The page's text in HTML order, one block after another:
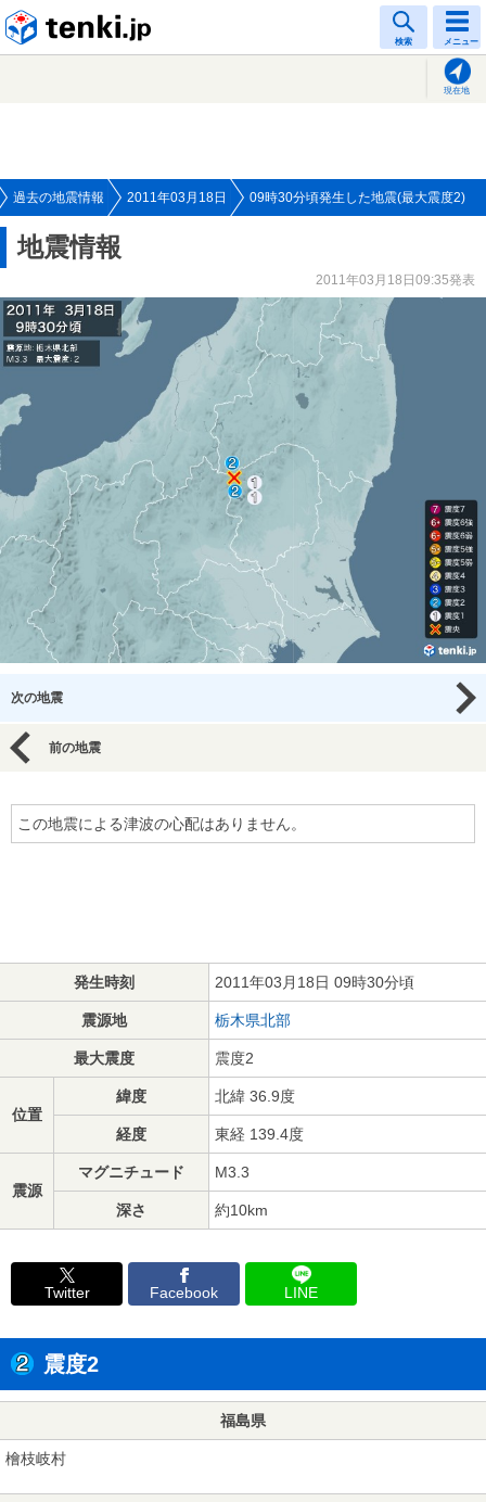
検索 メニュー
現在地
過去の地震情報 2011年03月18日 09時30分頃発生した地震(最大震度2)
地震情報
2011年03月18日09:35発表
次の地震
前の地震
この地震による津波の心配はありません。
発生時刻 2011年03月18日 09時30分頃
震源地 栃木県北部
最大震度 震度2
位置
緯度 北緯 36.9度
経度 東経 139.4度
震源
マグニチュード M3.3
深さ 約10km
Twitter Facebook LINE
震度2
福島県
檜枝岐村